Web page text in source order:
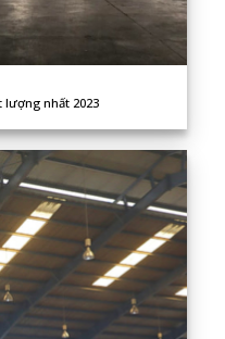
lượng nhất 2023